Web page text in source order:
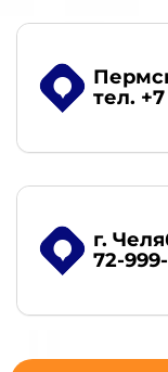
тел.
г.
72-